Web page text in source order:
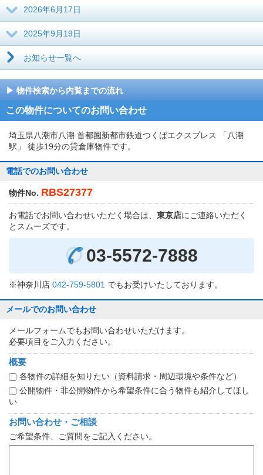
2026年6月17日
2025年9月19日
お知らせ一覧へ
物件検索から内覧までの流れ
この物件についてのお問い合わせ
埼玉県八潮市八潮 首都圏新都市鉄道つくばエクスプレス 「八潮
駅」 徒歩19分の貸倉庫物件です。
電話でのお問い合わせ
物件No. RBS27377
お電話でお問い合わせいただく場合は、 東京店にご連絡いただく
とスムーズです。
03-5572-7888
※神奈川店 042-759-5801 でもお受けいたしております。
メールでのお問い合わせ
メールフォームでもお問い合わせいただけます。
必要項目をご入力ください。
概要
各物件の詳細を知りたい（資料請求・周辺環境や条件など）
公開物件・非公開物件から希望条件に合う物件も紹介してほし
い
お問い合わせ・ご相談
ご希望条件、ご質問をご記入ください。